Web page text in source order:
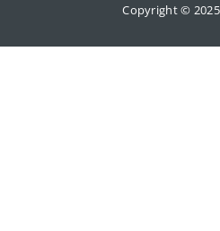
Copyright ©